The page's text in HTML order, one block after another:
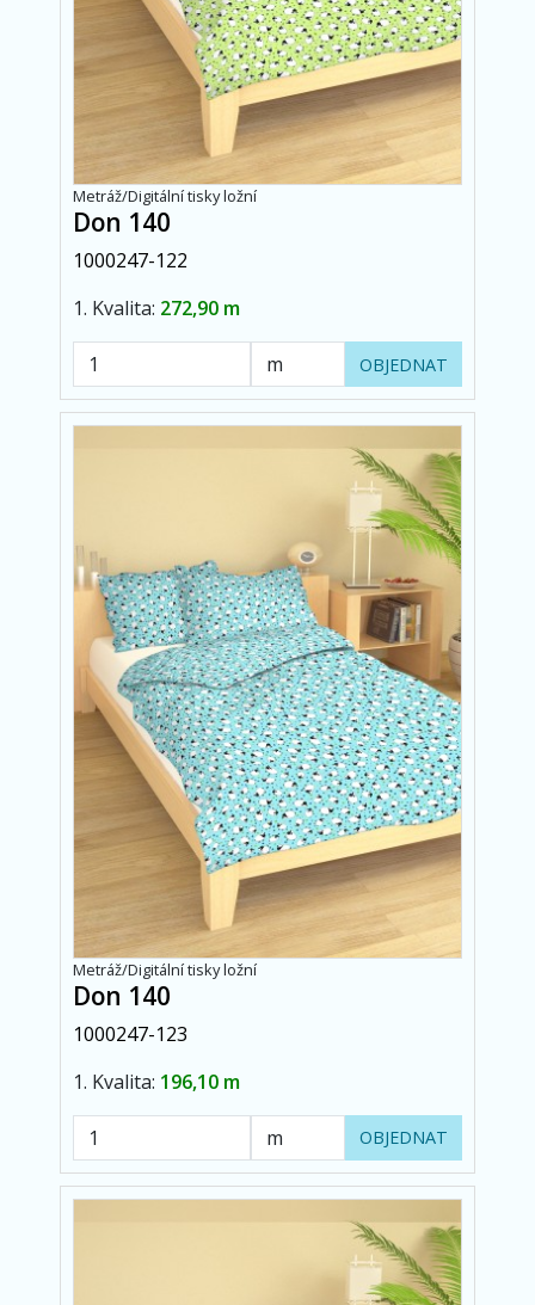
Metráž/Digitální tisky ložní
Don 140
1000247-122
1. Kvalita: 272,90 m
OBJEDNAT
Metráž/Digitální tisky ložní
Don 140
1000247-123
1. Kvalita: 196,10 m
OBJEDNAT